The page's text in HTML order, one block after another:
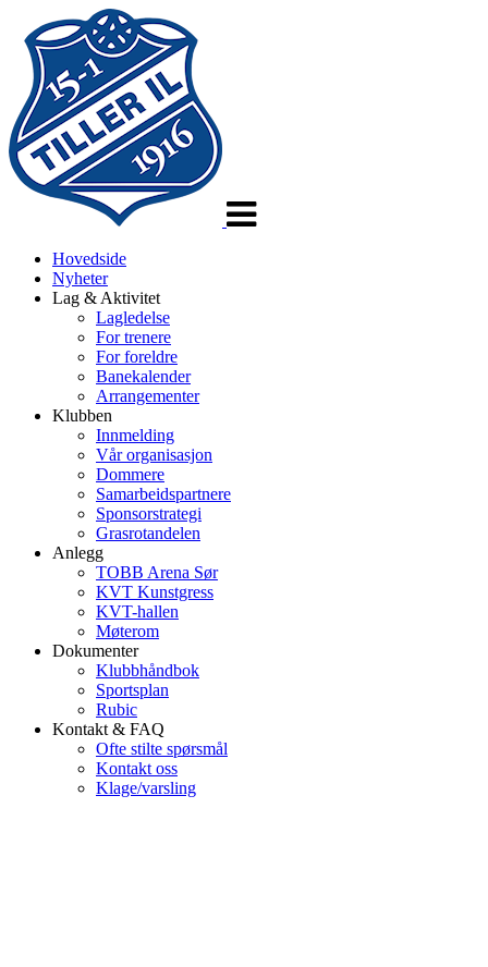
Hovedside
Nyheter
Lag & Aktivitet
Lagledelse
For trenere
For foreldre
Banekalender
Arrangementer
Klubben
Innmelding
Vår organisasjon
Dommere
Samarbeidspartnere
Sponsorstrategi
Grasrotandelen
Anlegg
TOBB Arena Sør
KVT Kunstgress
KVT-hallen
Møterom
Dokumenter
Klubbhåndbok
Sportsplan
Rubic
Kontakt & FAQ
Ofte stilte spørsmål
Kontakt oss
Klage/varsling